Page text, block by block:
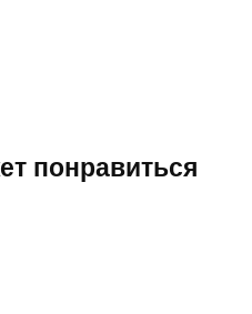
понравиться